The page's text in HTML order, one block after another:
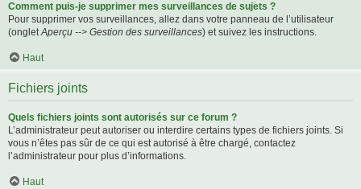
Comment puis-je supprimer mes surveillances de sujets ?
Pour supprimer vos surveillances, allez dans votre panneau de l’utilisateur
(ongletAperçu --> Gestion des surveillances) et suivez les instructions.
Haut
Fichiers joints
Quels fichiers joints sont autorisés sur ce forum ?
L’administrateur peut autoriser ou interdire certains types de fichiers joints. Si
vous n’êtes pas sûr de ce qui est autorisé à être chargé, contactez
l’administrateur pour plus d’informations.
Haut